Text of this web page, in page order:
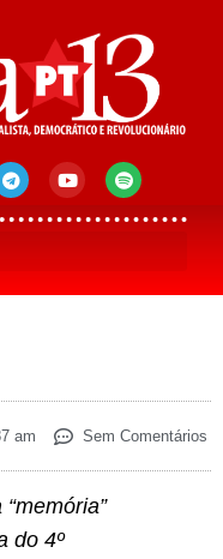
am Sem Comentários
do 4º